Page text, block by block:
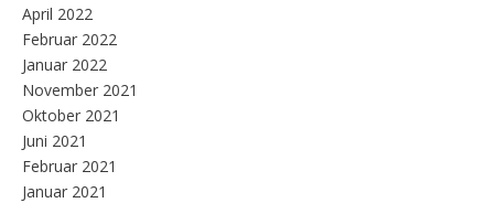
April 2022
Februar 2022
Januar 2022
November 2021
Oktober 2021
Juni 2021
Februar 2021
Januar 2021